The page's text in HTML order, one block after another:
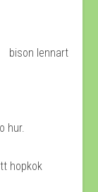
hur.
hopkok